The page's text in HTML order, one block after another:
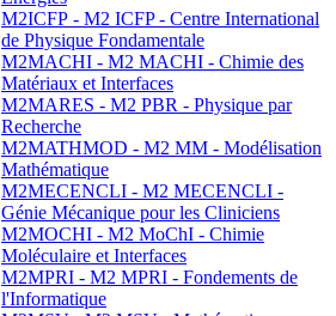
M2ICFP - M2 ICFP - Centre International
de Physique Fondamentale
M2MACHI - M2 MACHI - Chimie des
Matériaux et Interfaces
M2MARES - M2 PBR - Physique par
Recherche
M2MATHMOD - M2 MM - Modélisation
Mathématique
M2MECENCLI - M2 MECENCLI -
Génie Mécanique pour les Cliniciens
M2MOCHI - M2 MoChI - Chimie
Moléculaire et Interfaces
M2MPRI - M2 MPRI - Fondements de
l'Informatique